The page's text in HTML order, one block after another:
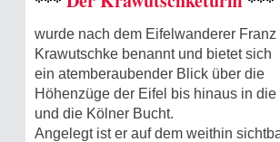
wurde nach dem Eifelwanderer Franz
Krawutschke benannt und bietet sich
ein atemberaubender Blick über die
Höhenzüge der Eifel bis hinaus in
und die Kölner Bucht.
Angelegt ist er auf dem weithin